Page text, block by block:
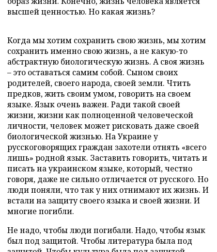
высшей ценностью. Но какая жизнь?
Когда мы хотим сохранить свою жизнь, мы хотим
сохранить именно свою жизнь, а не какую-то
абстрактную биологическую жизнь. А своя жизнь
– это оставаться самим собой. Сыном своих
родителей, своего народа, своей земли. Чтить
предков, жить своим умом, говорить на своем
языке. Язык очень важен. Ради такой своей
жизни, жизни как полноценной человеческой
личности, человек может рисковать даже своей
биологической жизнью. На Украине у
русскоговорящих граждан захотели отнять «всего
лишь» родной язык. Заставить говорить, читать и
писать на украинском языке, который, честно
говоря, даже не сильно отличается от русского. Но
люди поняли, что так у них отнимают их жизнь. И
встали на защиту своего языка и своей жизни. И
многие погибли.
Не надо, чтобы люди погибали. Надо, чтобы язык
был под защитой. Чтобы литература была под